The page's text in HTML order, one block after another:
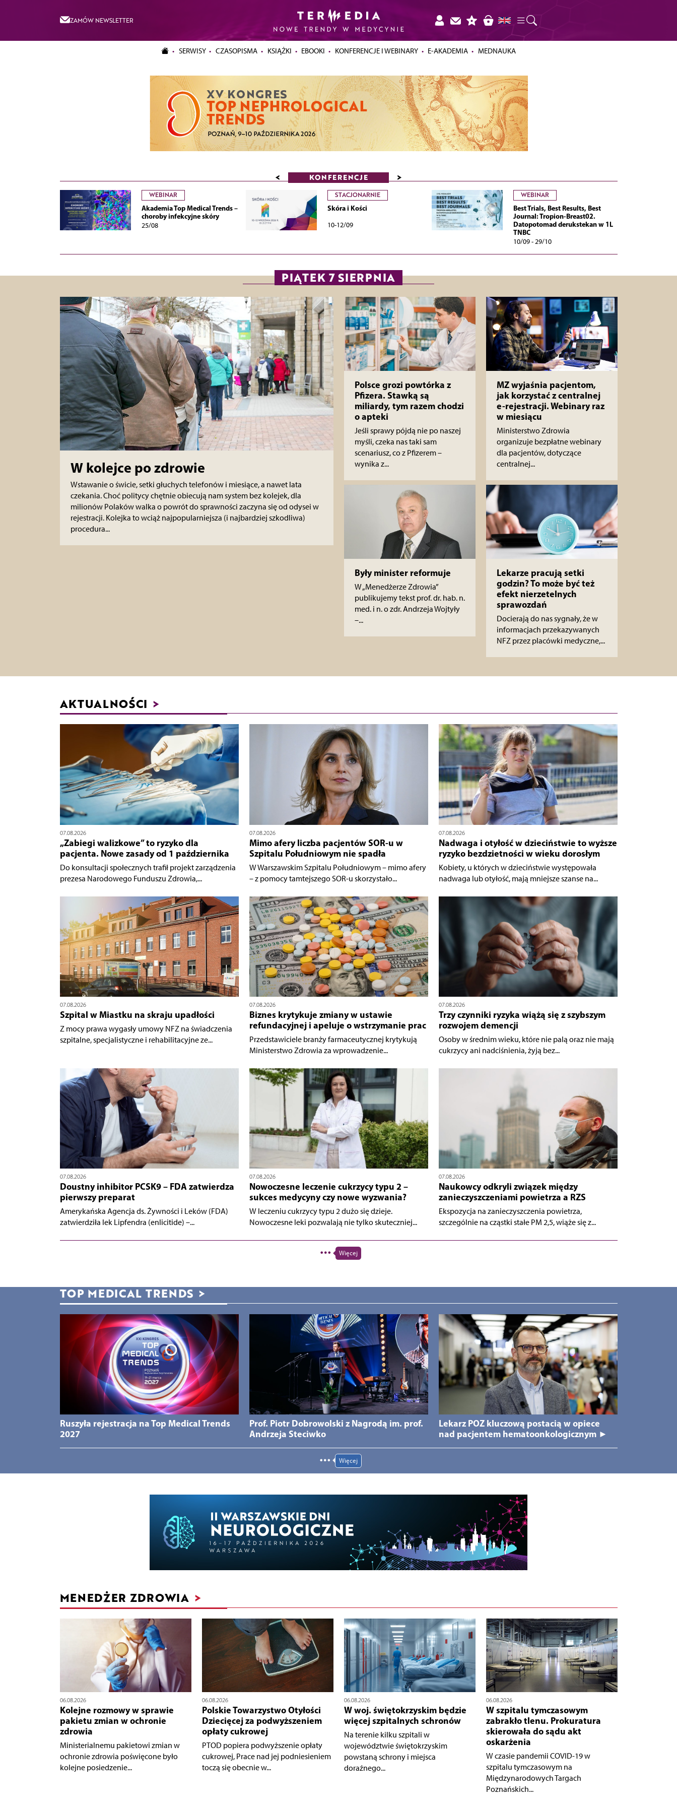
ZAMÓW NEWSLETTER
SERWISY CZASOPISMA KSIĄŻKI EBOOKI KONFERENCJE I WEBINARY E-AKADEMIA MEDNAUKA
< KONFERENCJE >
WEBINAR
Akademia Top Medical Trends –
choroby infekcyjne skóry
25/08
STACJONARNIE
Skóra i Kości
10-12/09
WEBINAR
Best Trials, Best Results, Best
Journal: Tropion-Breast02.
Datopotomad derukstekan w 1L
TNBC
10/09 - 29/10
PIĄTEK 7 SIERPNIA
W kolejce po zdrowie
Wstawanie o świcie, setki głuchych telefonów i miesiące, a nawet lata
czekania. Choć politycy chętnie obiecują nam system bez kolejek, dla
milionów Polaków walka o powrót do sprawności zaczyna się od odysei w
rejestracji. Kolejka to wciąż najpopularniejsza (i najbardziej szkodliwa)
procedura...
Polsce grozi powtórka z
Pfizera. Stawką są
miliardy, tym razem chodzi
o apteki
Jeśli sprawy pójdą nie po naszej
myśli, czeka nas taki sam
scenariusz, co z Pfizerem –
wynika z...
Były minister reformuje
W „Menedżerze Zdrowia”
publikujemy tekst prof. dr. hab. n.
med. i n. o zdr. Andrzeja Wojtyły
–...
MZ wyjaśnia pacjentom,
jak korzystać z centralnej
e-rejestracji. Webinary raz
w miesiącu
Ministerstwo Zdrowia
organizuje bezpłatne webinary
dla pacjentów, dotyczące
centralnej...
Lekarze pracują setki
godzin? To może być też
efekt nierzetelnych
sprawozdań
Docierają do nas sygnały, że w
informacjach przekazywanych
NFZ przez placówki medyczne,...
AKTUALNOŚCI >
07.08.2026
„Zabiegi walizkowe” to ryzyko dla
pacjenta. Nowe zasady od 1 października
Do konsultacji społecznych trafił projekt zarządzenia
prezesa Narodowego Funduszu Zdrowia,...
07.08.2026
Mimo afery liczba pacjentów SOR-u w
Szpitalu Południowym nie spadła
W Warszawskim Szpitalu Południowym – mimo afery
– z pomocy tamtejszego SOR-u skorzystało...
07.08.2026
Nadwaga i otyłość w dzieciństwie to wyższe
ryzyko bezdzietności w wieku dorosłym
Kobiety, u których w dzieciństwie występowała
nadwaga lub otyłość, mają mniejsze szanse na...
07.08.2026
Szpital w Miastku na skraju upadłości
Z mocy prawa wygasły umowy NFZ na świadczenia
szpitalne, specjalistyczne i rehabilitacyjne ze...
07.08.2026
Biznes krytykuje zmiany w ustawie
refundacyjnej i apeluje o wstrzymanie prac
Przedstawiciele branży farmaceutycznej krytykują
Ministerstwo Zdrowia za wprowadzenie...
07.08.2026
Trzy czynniki ryzyka wiążą się z szybszym
rozwojem demencji
Osoby w średnim wieku, które nie palą oraz nie mają
cukrzycy ani nadciśnienia, żyją bez...
07.08.2026
Doustny inhibitor PCSK9 – FDA zatwierdza
pierwszy preparat
Amerykańska Agencja ds. Żywności i Leków (FDA)
zatwierdziła lek Lipfendra (enlicitide) –...
07.08.2026
Nowoczesne leczenie cukrzycy typu 2 –
sukces medycyny czy nowe wyzwania?
W leczeniu cukrzycy typu 2 dużo się dzieje.
Nowoczesne leki pozwalają nie tylko skuteczniej...
07.08.2026
Naukowcy odkryli związek między
zanieczyszczeniami powietrza a RZS
Ekspozycja na zanieczyszczenia powietrza,
szczególnie na cząstki stałe PM 2,5, wiąże się z...
Więcej
TOP MEDICAL TRENDS >
Ruszyła rejestracja na Top Medical Trends
2027
Prof. Piotr Dobrowolski z Nagrodą im. prof.
Andrzeja Steciwko
Lekarz POZ kluczową postacią w opiece
nad pacjentem hematoonkologicznym ►
Więcej
MENEDŻER ZDROWIA >
06.08.2026
Kolejne rozmowy w sprawie
pakietu zmian w ochronie
zdrowia
Ministerialnemu pakietowi zmian w
ochronie zdrowia poświęcone było
kolejne posiedzenie...
06.08.2026
Polskie Towarzystwo Otyłości
Dziecięcej za podwyższeniem
opłaty cukrowej
PTOD popiera podwyższenie opłaty
cukrowej, Prace nad jej podniesieniem
toczą się obecnie w...
06.08.2026
W woj. świętokrzyskim będzie
więcej szpitalnych schronów
Na terenie kilku szpitali w
województwie świętokrzyskim
powstaną schrony i miejsca
doraźnego...
06.08.2026
W szpitalu tymczasowym
zabrakło tlenu. Prokuratura
skierowała do sądu akt
oskarżenia
W czasie pandemii COVID-19 w
szpitalu tymczasowym na
Międzynarodowych Targach
Poznańskich...